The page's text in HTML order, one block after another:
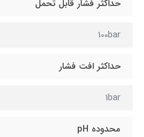
حداکثر فشار قابل تحمل
100bar
حداکثر افت فشار
1bar
محدوده pH